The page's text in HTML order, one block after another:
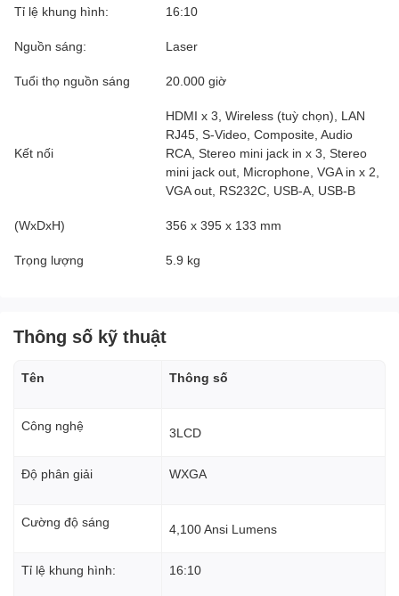
Tỉ lệ khung hình:
16:10
Nguồn sáng: Laser
Tuổi thọ nguồn sáng 20.000 giờ
Kết nối
HDMI x 3, Wireless (tuỳ chọn), LAN
RJ45, S-Video, Composite, Audio
RCA, Stereo mini jack in x 3, Stereo
mini jack out, Microphone, VGA in x 2,
VGA out, RS232C, USB-A, USB-B
(WxDxH) 356 x 395 x 133 mm
Trọng lượng 5.9 kg
Thông số kỹ thuật
Tên Thông số
Công nghệ 3LCD
Độ phân giải WXGA
Cường độ sáng 4 100 Ansi Lumens
Tỉ lệ khung hình: 16:10